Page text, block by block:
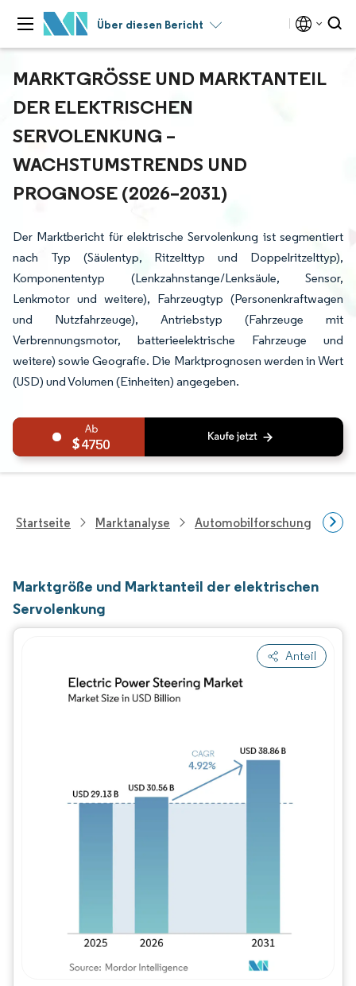
Über diesen Bericht
MARKTGRÖSSE UND MARKTANTEIL D
ER ELEKTRISCHEN S
ERVOLENKUNG – W
ACHSTUMSTRENDS UND P
ROGNOSE (2026–2031)
Der Marktbericht für elektrische Servolenkung ist segmentiert
nach Typ (Säulentyp, Ritzelttyp und Doppelritzelttyp),
Komponententyp (Lenkzahnstange/Lenksäule, Sensor,
Lenkmotor und weitere), Fahrzeugtyp (Personenkraftwagen
und Nutzfahrzeuge), Antriebstyp (Fahrzeuge mit
Verbrennungsmotor, batterieelektrische Fahrzeuge und
weitere) sowie Geografie. Die Marktprognosen werden in Wert
(USD) und Volumen (Einheiten) angegeben.
4750
Startseite Marktanalyse Automobilforschung
Marktgröße und Marktanteil der elektrischen
Servolenkung
Anteil